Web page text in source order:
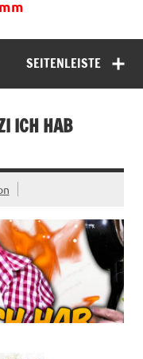
SEITENLEISTE
ICH HAB